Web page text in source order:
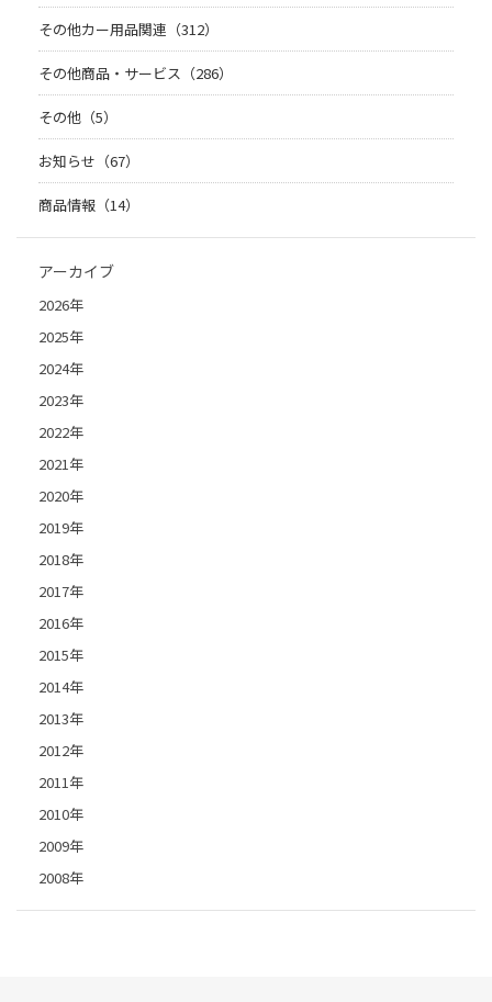
その他カー用品関連（312）
その他商品・サービス（286）
その他（5）
お知らせ（67）
商品情報（14）
アーカイブ
2026年
2025年
2024年
2023年
2022年
2021年
2020年
2019年
2018年
2017年
2016年
2015年
2014年
2013年
2012年
2011年
2010年
2009年
2008年